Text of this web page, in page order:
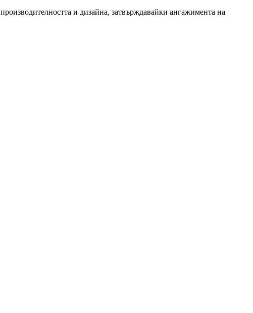
и дизайна, затвърждавайки ангажимента на